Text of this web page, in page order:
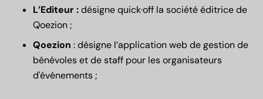
L’Editeur :désigne quick·off la société éditrice de
Qoezion ;
Qoezion : désigne l’application web de gestion de
bénévoles et de staff pour les organisateurs
d'événements ;